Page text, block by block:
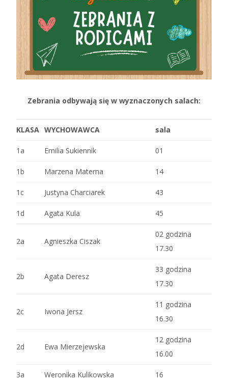
Zebrania odbywają się w wyznaczonych salach:
KLASA WYCHOWAWCA sala
1a Emilia Sukiennik 01
1b Marzena Materna 14
1c Justyna Charciarek 43
1d Agata Kula 45
2a Agnieszka Ciszak
02 godzina
17.30
2b Agata Deresz
33 godzina
17.30
2c Iwona Jersz
11 godzina
16.30
2d Ewa Mierzejewska
12 godzina
16.00
3a Weronika Kulikowska 16